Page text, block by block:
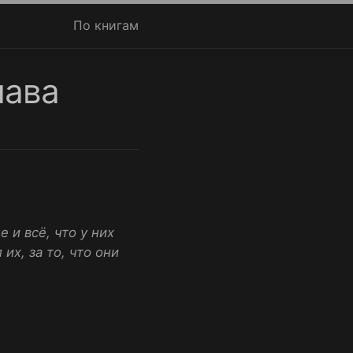
По книгам
и всё, что у них
за то, что они